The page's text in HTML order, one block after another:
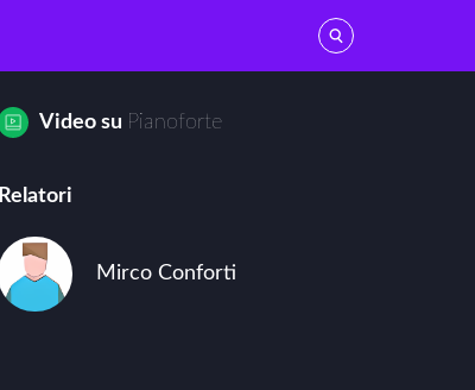
Video su Pianoforte
Relatori
Mirco Conforti